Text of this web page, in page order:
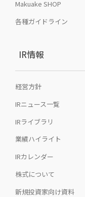
Makuake SHOP
各種ガイドライン
IR情報
経営方針
IRニュース一覧
IRライブラリ
業績ハイライト
IRカレンダー
株式について
新規投資家向け資料